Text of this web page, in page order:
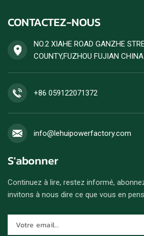
rendement énergétique
groupes électrogènes diesel
sont acceptées.
CONTACTEZ-NOUS
NO.2 XIAHE ROAD GANZHE
COUNTY,FUZHOU FUJIAN CHINA
+86 059122071372
info@lehuipowerfactory.com
S'abonner
Continuez à lire, restez informé,
invitons à nous dire ce que vous en